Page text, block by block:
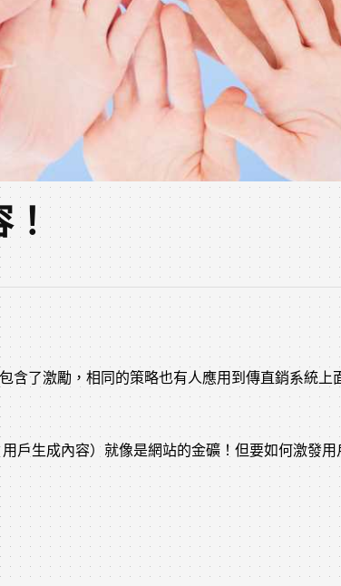
含了激勵，相同的策略也有人應用到傳直銷系統
戶生成內容）就像是網站的金礦！但要如何激發